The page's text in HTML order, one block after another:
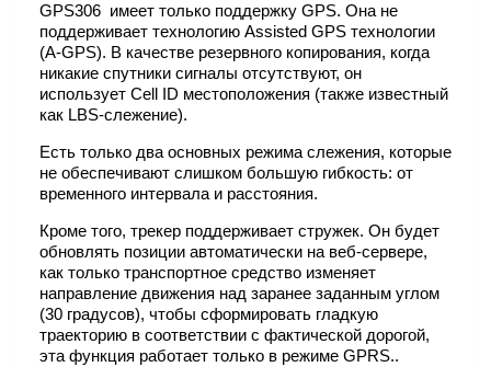
GPS306 имеет только поддержку GPS. Она не
поддерживает технологию Assisted GPS технологии
(A-GPS). В качестве резервного копирования, когда
никакие спутники сигналы отсутствуют, он
использует Cell ID местоположения (также известный
как LBS-слежение).
Есть только два основных режима слежения, которые
не обеспечивают слишком большую гибкость: от
временного интервала и расстояния.
Кроме того, трекер поддерживает стружек. Он будет
обновлять позиции автоматически на веб-сервере,
как только транспортное средство изменяет
направление движения над заранее заданным углом
(30 градусов), чтобы сформировать гладкую
траекторию в соответствии с фактической дорогой,
эта функция работает только в режиме GPRS..